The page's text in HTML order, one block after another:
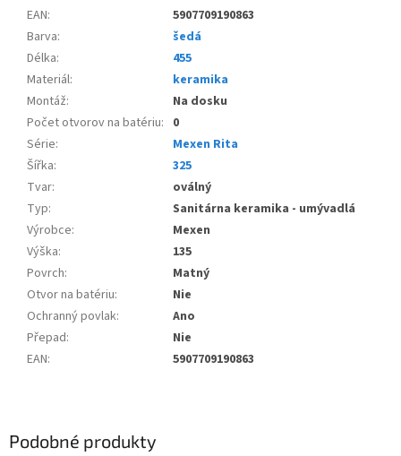
EAN:
5907709190863
Barva:
šedá
Délka:
455
Materiál:
keramika
Montáž:
Na dosku
Počet otvorov na batériu: 0
Série:
Mexen Rita
Šířka:
325
Tvar:
oválný
Typ:
Sanitárna keramika - umývadlá
Výrobce:
Mexen
Výška:
135
Povrch:
Matný
Otvor na batériu:
Nie
Ochranný povlak:
Ano
Přepad:
Nie
EAN: 5907709190863
Podobné produkty